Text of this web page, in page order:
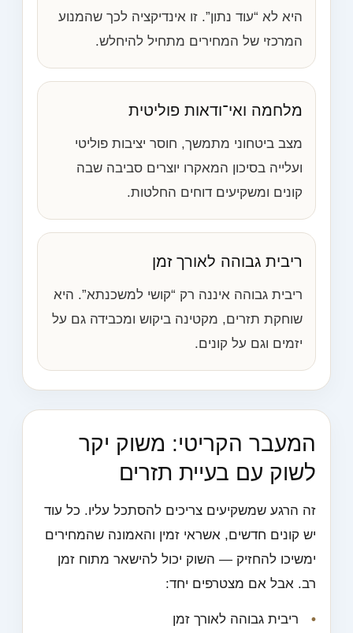
היא לא “עוד נתון”. זו אינדיקציה לכך שהמנוע
המרכזי של המחירים מתחיל להיחלש.
מלחמה ואי־ודאות פוליטית
מצב ביטחוני מתמשך, חוסר יציבות פוליטי
ועלייה בסיכון המאקרו יוצרים סביבה שבה
קונים ומשקיעים דוחים החלטות.
ריבית גבוהה לאורך זמן
ריבית גבוהה איננה רק “קושי למשכנתא”. היא
שוחקת תזרים, מקטינה ביקוש ומכבידה גם על
יזמים וגם על קונים.
המעבר הקריטי: משוק יקר
לשוק עם בעיית תזרים
זה הרגע שמשקיעים צריכים להסתכל עליו. כל עוד
יש קונים חדשים, אשראי זמין והאמונה שהמחירים
ימשיכו להחזיק — השוק יכול להישאר מתוח זמן
רב. אבל אם מצטרפים יחד:
ריבית גבוהה לאורך זמן